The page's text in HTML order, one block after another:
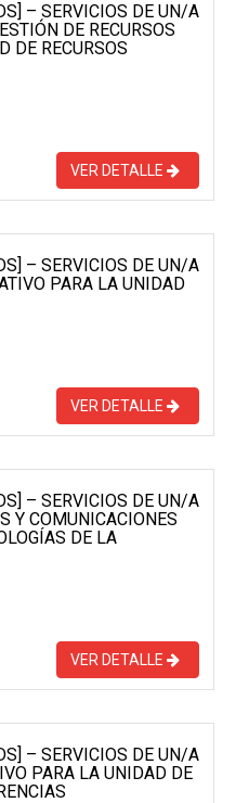
– SERVICIOS DE UN/A
DE RECURSOS
DE RECURSOS
VER DETALLE
– SERVICIOS DE UN/A
PARA LA UNIDAD
VER DETALLE
– SERVICIOS DE UN/A
Y COMUNICACIONES
DE LA
VER DETALLE
– SERVICIOS DE UN/A
PARA LA UNIDAD DE